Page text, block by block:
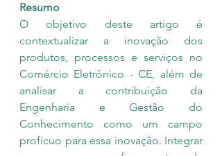
Resumo
O objetivo deste artigo é
contextualizar a inovação dos
produtos, processos e serviços no
Comércio Eletrônico - CE, além de
analisar a contribuição da
Engenharia e Gestão do
Conhecimento como um campo
profícuo para essa inovação. Integrar